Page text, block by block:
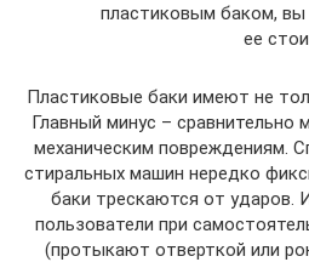
пластиковым баком, вы
ее
Пластиковые баки имеют не
Главный минус – сравнительно
механическим повреждениям.
стиральных машин нередко
баки трескаются от ударов.
пользователи при
(протыкают отверткой или